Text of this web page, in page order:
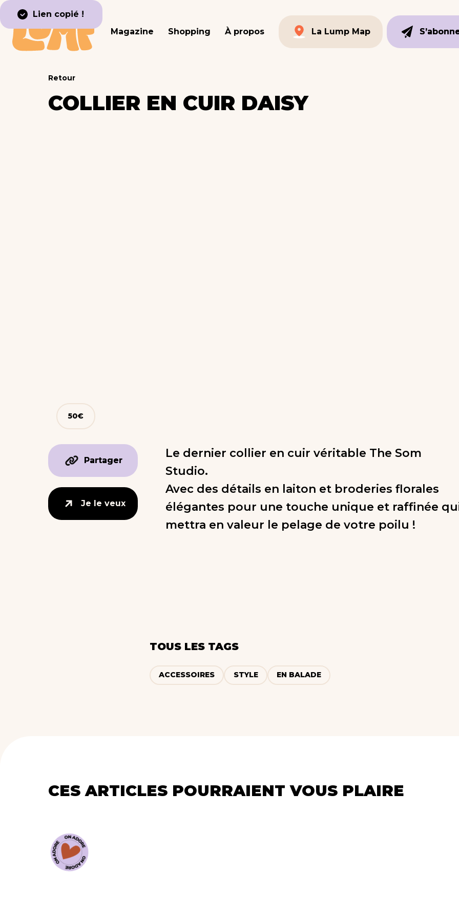
Magazine Shopping À propos
La Lump Map
Lien copié !
Retour
COLLIER EN CUIR DAISY
50€
Partager
Partager
Je le veux
Je le veux
Le dernier collier en cuir véritable The Som
Studio.
Avec des détails en laiton et broderies florales
élégantes pour une touche unique et raffinée
mettra en valeur le pelage de votre poilu !
TOUS LES TAGS
ACCESSOIRES STYLE EN BALADE
CES ARTICLES POURRAIENT VOUS PLAIRE